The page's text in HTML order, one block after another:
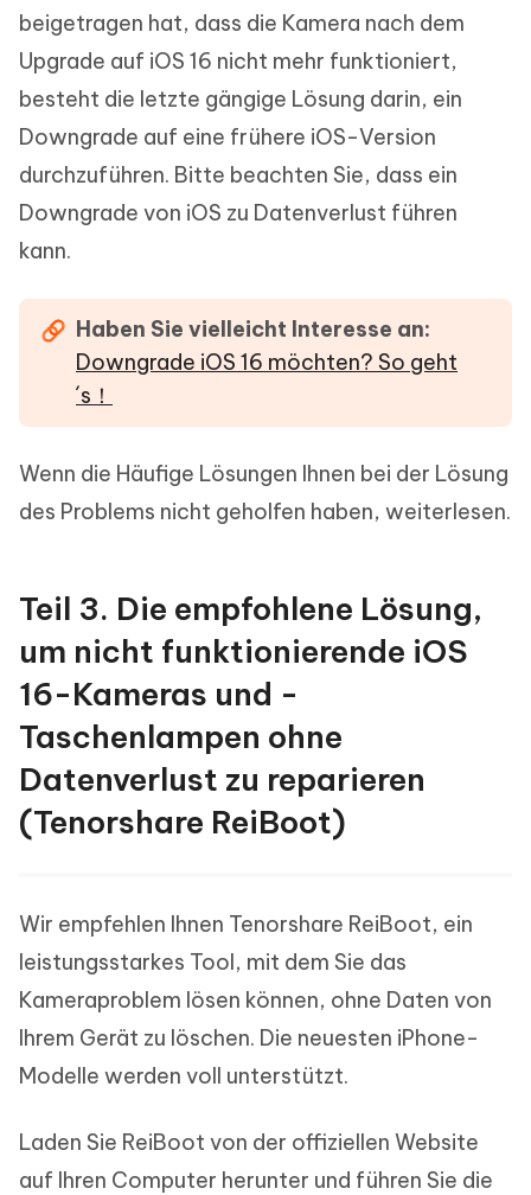
beigetragen hat, dass die Kamera nach dem
Upgrade auf iOS 16 nicht mehr funktioniert,
besteht die letzte gängige Lösung darin, ein
Downgrade auf eine frühere iOS-Version
durchzuführen. Bitte beachten Sie, dass ein
Downgrade von iOS zu Datenverlust führen
kann.
Haben Sie vielleicht Interesse an:
Downgrade iOS 16 möchten? So geht
´s！
Wenn die Häufige Lösungen Ihnen bei der Lösung
des Problems nicht geholfen haben, weiterlesen.
Teil 3. Die empfohlene Lösung,
um nicht funktionierende iOS
16-Kameras und -
Taschenlampen ohne
Datenverlust zu reparieren
(Tenorshare ReiBoot)
Wir empfehlen Ihnen Tenorshare ReiBoot, ein
leistungsstarkes Tool, mit dem Sie das
Kameraproblem lösen können, ohne Daten von
Ihrem Gerät zu löschen. Die neuesten iPhone-
Modelle werden voll unterstützt.
Laden Sie ReiBoot von der offiziellen Website
auf Ihren Computer herunter und führen Sie die